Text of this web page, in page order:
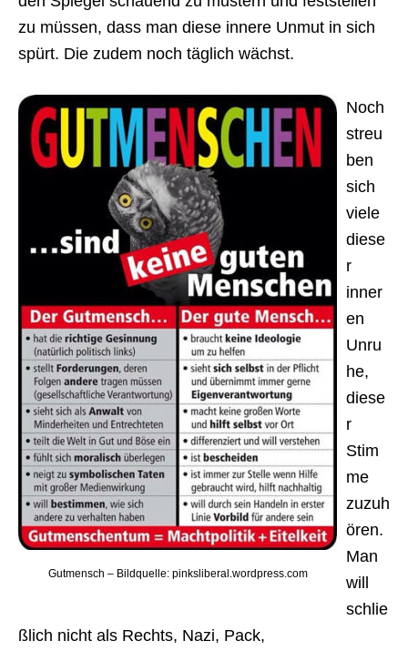
zu müssen, dass man diese innere Unmut in sich
spürt. Die zudem noch täglich wächst.
Gutmensch – Bildquelle: pinksliberal.wordpress.com
Noch
streu
ben
sich
viele
diese
r
inner
en
Unru
he,
diese
r
Stim
me
zuzuh
ören.
Man
will
schlie
ßlich nicht als Rechts, Nazi, Pack,